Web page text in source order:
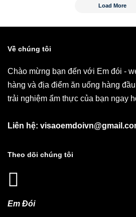
Load More
Về chúng tôi
Chào mừng bạn đến với Em đói -
hàng và địa điểm ăn uống hàng
trải nghiệm ẩm thực của bạn ngay
Liên hệ:
Theo dõi chúng tôi
Em Đói